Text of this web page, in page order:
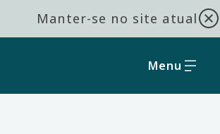
Manter-se no site atual
Menu